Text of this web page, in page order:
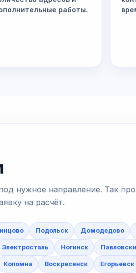
работы.
нужное направление. Так
на расчёт.
Подольск Домодедово
Электросталь Ногинск
Коломна Воскресенск Егорьевск